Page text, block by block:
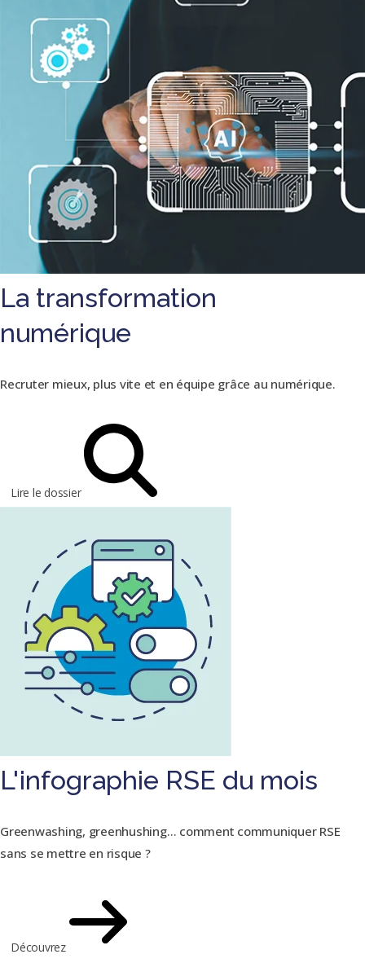
La transformation
numérique
Recruter mieux, plus vite et en équipe grâce au numérique.
Lire le dossier
L'infographie RSE du mois
Greenwashing, greenhushing… comment communiquer RSE
sans se mettre en risque ?
Découvrez